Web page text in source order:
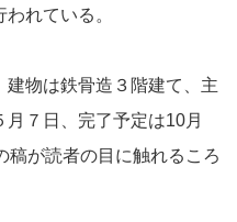
れている。
物は鉄骨造３階建て、主
７日、完了予定は10月
稿が読者の目に触れるころ